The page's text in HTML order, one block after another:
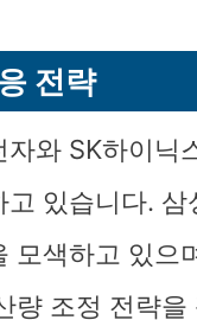
전략
와 SK하이닉
있습니다. 삼
모색하고 있으
량 조정 전략을